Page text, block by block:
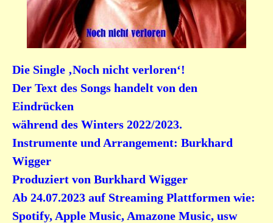
Die Single ‚Noch nicht verloren‘!
Der Text des Songs handelt von den
Eindrücken
während des Winters 2022/2023.
Instrumente und Arrangement: Burkhard
Wigger
Produziert von Burkhard Wigger
Ab 24.07.2023 auf Streaming Plattformen wie:
Spotify, Apple Music, Amazone Music, usw